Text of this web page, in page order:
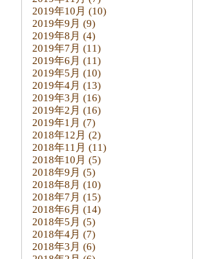
2019年10月 (10)
2019年9月 (9)
2019年8月 (4)
2019年7月 (11)
2019年6月 (11)
2019年5月 (10)
2019年4月 (13)
2019年3月 (16)
2019年2月 (16)
2019年1月 (7)
2018年12月 (2)
2018年11月 (11)
2018年10月 (5)
2018年9月 (5)
2018年8月 (10)
2018年7月 (15)
2018年6月 (14)
2018年5月 (5)
2018年4月 (7)
2018年3月 (6)